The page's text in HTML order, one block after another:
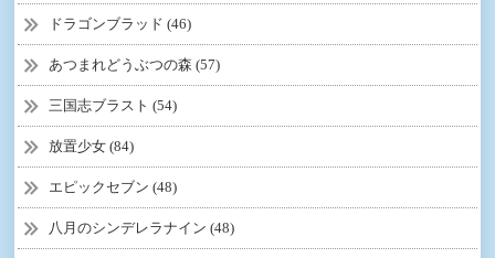
ドラゴンブラッド (46)
あつまれどうぶつの森 (57)
三国志ブラスト (54)
放置少女 (84)
エピックセブン (48)
八月のシンデレラナイン (48)